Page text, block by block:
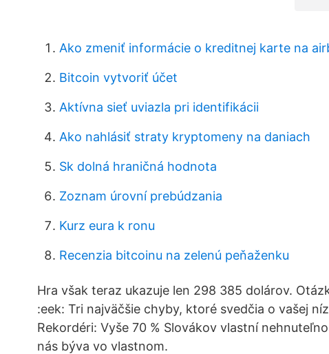
Ako zmeniť informácie o kreditnej karte na
Bitcoin vytvoriť účet
Aktívna sieť uviazla pri identifikácii
Ako nahlásiť straty kryptomeny na daniach
Sk dolná hraničná hodnota
Zoznam úrovní prebúdzania
Kurz eura k ronu
Recenzia bitcoinu na zelenú peňaženku
Hra však teraz ukazuje len 298 385 dolárov.
:eek: Tri najväčšie chyby, ktoré svedčia o vašej
Rekordéri: Vyše 70 % Slovákov vlastní
nás býva vo vlastnom.